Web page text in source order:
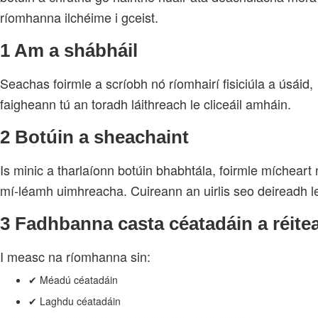
ríomhanna ilchéime i gceist.
1 Am a shábháil
Seachas foirmle a scríobh nó ríomhairí fisiciúla a úsáid,
faigheann tú an toradh láithreach le cliceáil amháin.
2 Botúin a sheachaint
Is minic a tharlaíonn botúin bhabhtála, foirmle mícheart
mí‑léamh uimhreacha. Cuireann an uirlis seo deireadh
3 Fadhbanna casta céatadáin a
I measc na ríomhanna sin:
✔ Méadú céatadáin
✔ Laghdu céatadáin